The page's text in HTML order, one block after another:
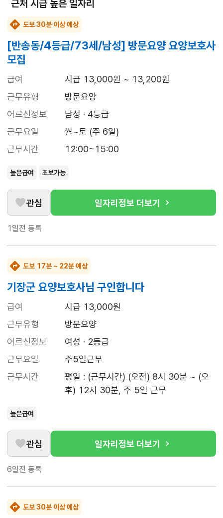
근처 시급 높은 일자리
도보 30분 이상 예상
[반송동/4등급/73세/남성] 방문요양 요양보호사
모집
급여
시급 13,000원 ~ 13,200원
근무유형
방문요양
어르신정보
남성 · 4등급
근무요일
월~토 (주 6일)
근무시간
12:00~15:00
높은급여 초보가능
관심 일자리정보 더보기
1일전 등록
도보 17분 ~ 22분 예상
기장군 요양보호사님 구인합니다
급여
시급 13,000원
근무유형
방문요양
어르신정보
여성 · 2등급
근무요일
주5일근무
근무시간
평일 : (근무시간) (오전) 8시 30분 ~ (오
후) 12시 30분, 주 5일 근무
높은급여
관심 일자리정보 더보기
6일전 등록
도보 30분 이상 예상